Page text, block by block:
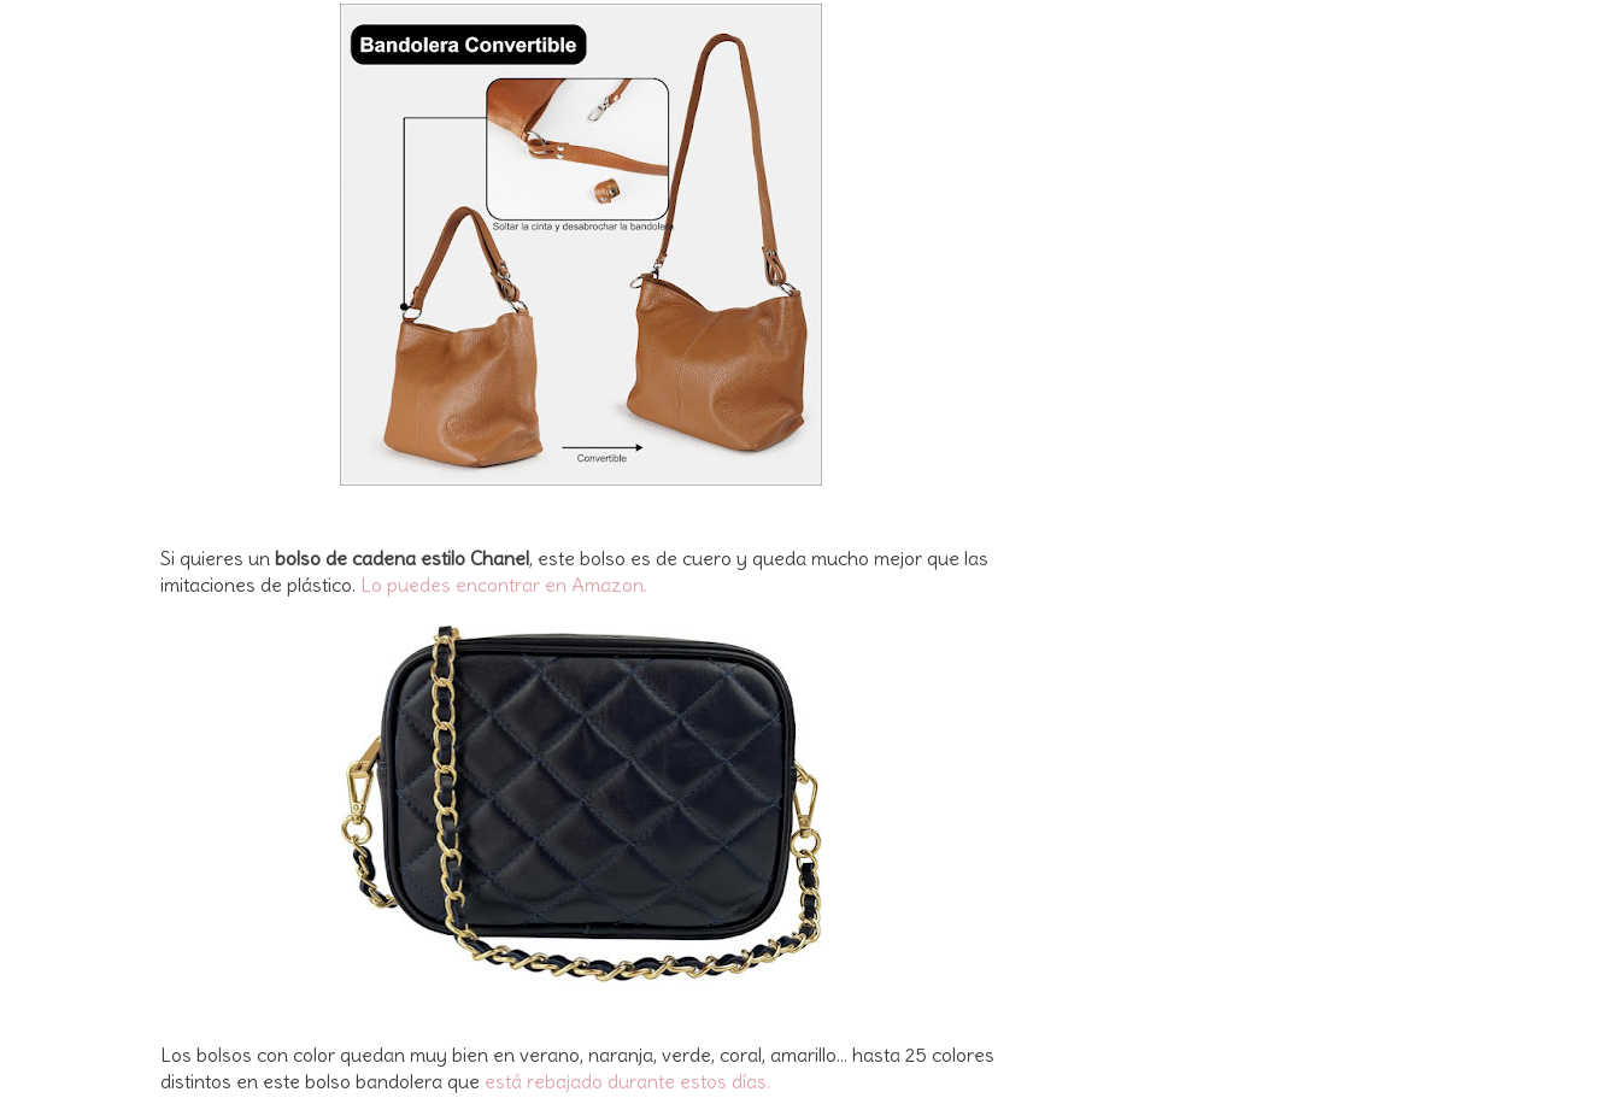
Si quieres un bolso de cadena estilo Chanel, este bolso es de cuero y queda mucho mejor que las
imitaciones de plástico. Lo puedes encontrar en Amazon.
Los bolsos con color quedan muy bien en verano, naranja, verde, coral, amarillo... hasta 25 colores
distintos en este bolso bandolera que está rebajado durante estos días.